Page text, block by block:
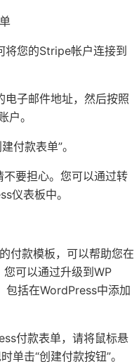
将您的Stripe帐户连接到
子邮件地址，然后按照
。
付款表单”。
要担心。您可以通过转
仪表板中。
付款模板，可以帮助您在
可以通过升级到WP
包括在WordPress中添加
付款表单，请将鼠标悬
单击“创建付款按钮”。